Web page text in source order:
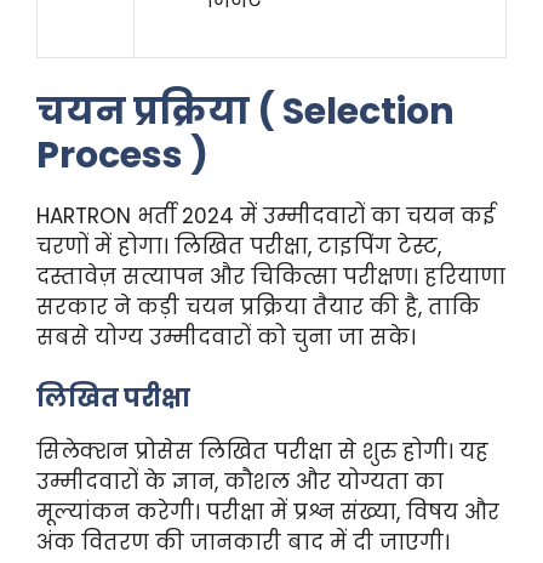
चयन प्रक्रिया ( Selection
Process )
HARTRON भर्ती 2024 में उम्मीदवारों का चयन कई
चरणों में होगा। लिखित परीक्षा, टाइपिंग टेस्ट,
दस्तावेज़ सत्यापन और चिकित्सा परीक्षण। हरियाणा
सरकार ने कड़ी चयन प्रक्रिया तैयार की है, ताकि
सबसे योग्य उम्मीदवारों को चुना जा सके।
लिखित परीक्षा
सिलेक्शन प्रोसेस लिखित परीक्षा से शुरु होगी। यह
उम्मीदवारों के ज्ञान, कौशल और योग्यता का
मूल्यांकन करेगी। परीक्षा में प्रश्न संख्या, विषय और
अंक वितरण की जानकारी बाद में दी जाएगी।